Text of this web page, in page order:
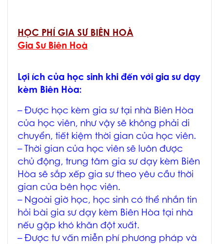
HỌC PHÍ GIA SƯ BIÊN HOÀ
Gia Sư Biên Hoà
Lợi ích của học sinh khi đến với gia sư dạy
kèm Biên Hòa:
– Được học kèm gia sư tại nhà Biên Hòa
của học viên, như vậy sẽ không phải di
chuyển, tiết kiệm thời gian của học viên.
– Thời gian của học viên sẽ luôn được
chủ động, trung tâm gia sư dạy kèm Biên
Hòa sẽ sắp xếp gia sư theo yêu cầu thời
gian của bên học viên.
– Ngoài giờ học, học sinh có thể nhắn tin
hỏi bài gia sư dạy kèm Biên Hòa tại nhà
nếu gặp khó khăn đột xuất.
– Được tư vấn miễn phí phương pháp và